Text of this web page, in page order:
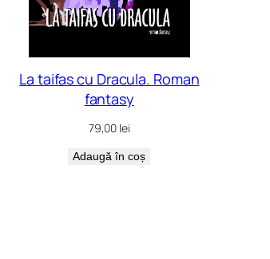
La taifas cu Dracula. Roman
fantasy
79,00 lei
Adaugă în coș